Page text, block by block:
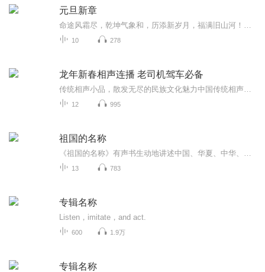
元旦新章
10 278
龙年新春相声连播 老司机驾车必备
12 995
祖国的名称
13 783
专辑名称
Listen，imitate，and act.
600 1.9万
专辑名称